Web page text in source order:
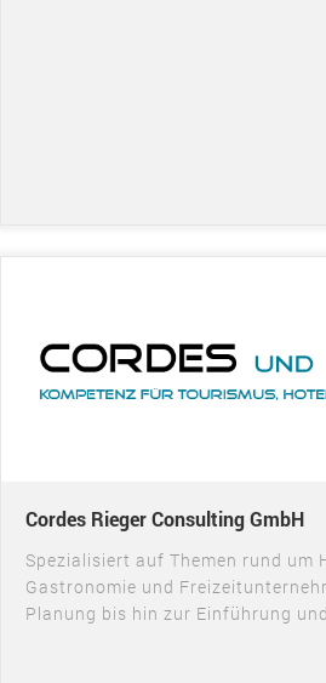
Cordes Rieger Consulting GmbH
Spezialisiert auf Themen rund um
Gastronomie und
Planung bis hin zur Einführung